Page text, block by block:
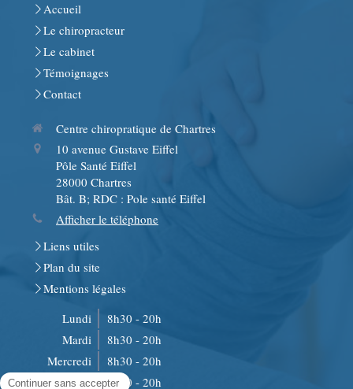
Accueil
Le chiropracteur
Le cabinet
Témoignages
Contact
Centre chiropratique de Chartres
10 avenue Gustave Eiffel
Pôle Santé Eiffel
28000 Chartres
Bât. B; RDC : Pole santé Eiffel
Afficher le téléphone
Liens utiles
Plan du site
Mentions légales
Lundi
8h30 - 20h
Mardi
8h30 - 20h
Mercredi
8h30 - 20h
Jeudi
8h30 - 20h